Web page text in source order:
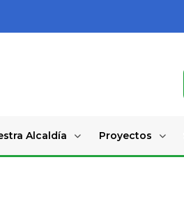
Alcaldía Proyectos